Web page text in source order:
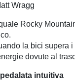
Wragg
Rocky
la bici supera
dovute al
intuitiva